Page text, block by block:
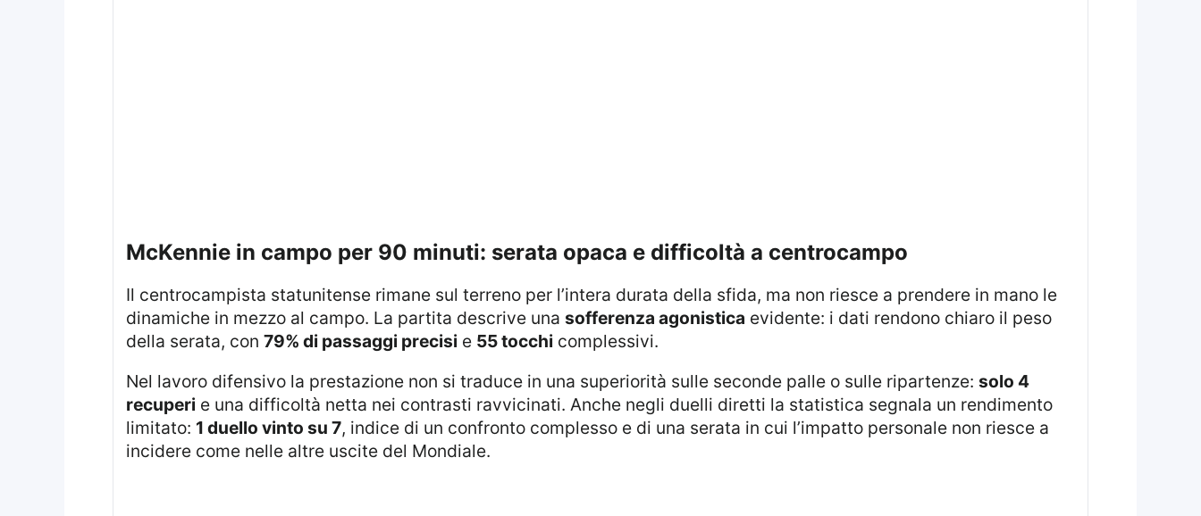
McKennie in campo per 90 minuti: serata opaca e difficoltà a centrocampo
Il centrocampista statunitense rimane sul terreno per l’intera durata della sfida, ma non riesce a prendere in mano le
dinamiche in mezzo al campo. La partita descrive una sofferenza agonistica evidente: i dati rendono chiaro il peso
della serata, con 79% di passaggi precisi e 55 tocchi complessivi.
Nel lavoro difensivo la prestazione non si traduce in una superiorità sulle seconde palle o sulle ripartenze: solo 4
recuperi e una difficoltà netta nei contrasti ravvicinati. Anche negli duelli diretti la statistica segnala un rendimento
limitato: 1 duello vinto su 7, indice di un confronto complesso e di una serata in cui l’impatto personale non riesce a
incidere come nelle altre uscite del Mondiale.